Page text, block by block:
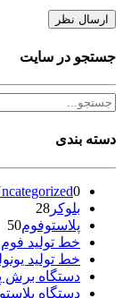
جستجو در سایت
دسته بندی
0
بلوکر 28
پلاستوفوم50
خط تولید
خط تولید
دستگاه برش
دستگاه